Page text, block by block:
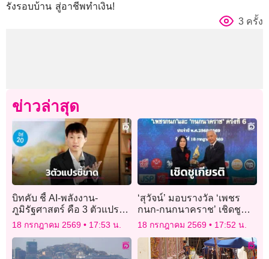
รังรอบบ้าน สู่อาชีพทำเงิน!
3 ครั้ง
ข่าวล่าสุด
บิทคับ ชี้ AI-พลังงาน-
ภูมิรัฐศาสตร์ คือ 3 ตัวแปร
ชี้ขาดเศรษฐกิจใหม่
18 กรกฎาคม 2569 17:53 น.
‘สุวัจน์’ มอบรางวัล ‘เพชร
กนก-กนกนาคราช’ เชิดชู
เกียรติคนดีศรีแผ่นดินและผู้
เสียสละ
18 กรกฎาคม 2569 17:52 น.